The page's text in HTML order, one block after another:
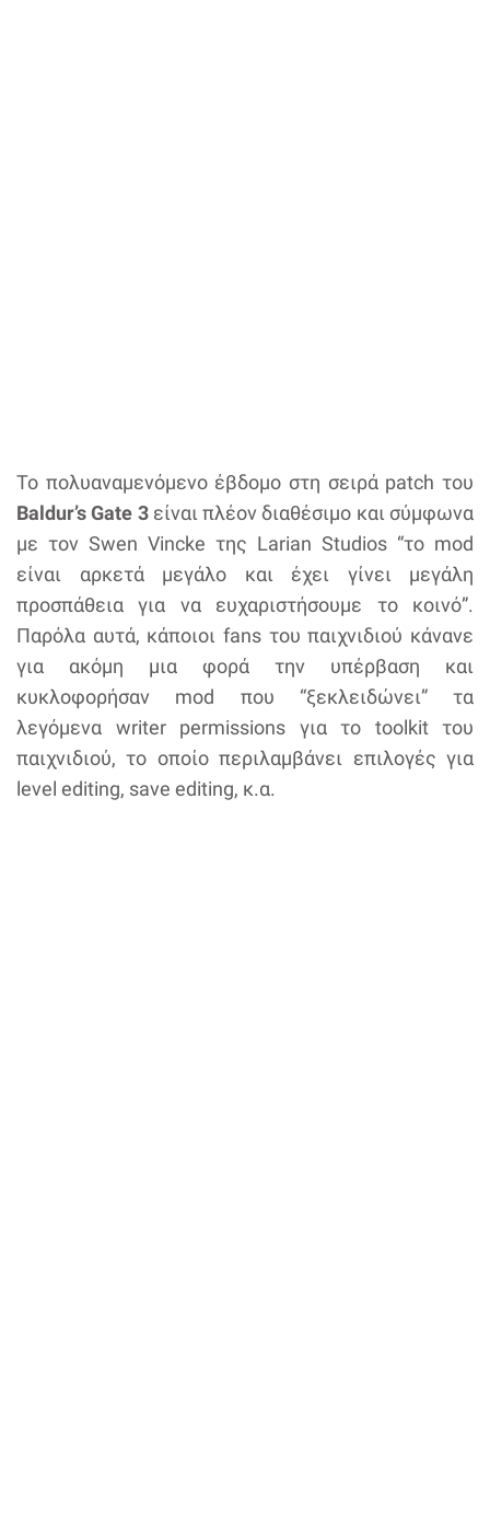
Το πολυαναμενόμενο έβδομο στη σειρά patch του
Baldur’s Gate 3είναι πλέον διαθέσιμο και σύμφωνα
με τον Swen Vincke της Larian Studios “το mod
είναι αρκετά μεγάλο και έχει γίνει μεγάλη
προσπάθεια για να ευχαριστήσουμε το κοινό”.
Παρόλα αυτά, κάποιοι fans του παιχνιδιού κάνανε
για ακόμη μια φορά την υπέρβαση και
κυκλοφορήσαν mod που “ξεκλειδώνει” τα
λεγόμενα writer permissions για το toolkit του
παιχνιδιού, το οποίο περιλαμβάνει επιλογές για
level editing, save editing, κ.α.